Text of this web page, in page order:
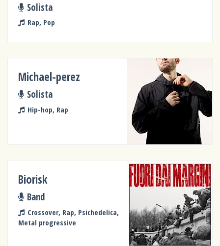
Solista
Rap, Pop
Michael-perez
Solista
Hip-hop, Rap
Biorisk
Band
Crossover, Rap, Psichedelica,
Metal progressive